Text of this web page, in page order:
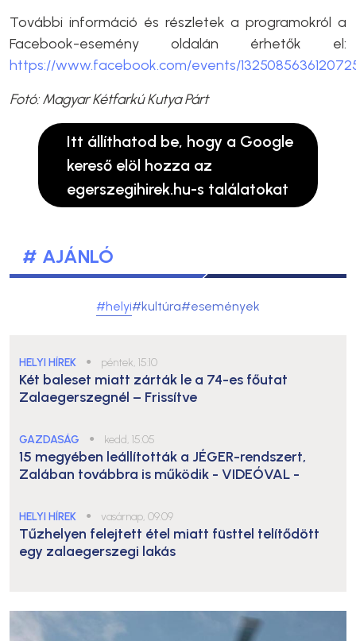
További információ és részletek a programokról a
Facebook-esemény oldalán érhetők el:
https://www.facebook.com/events/
Fotó: Magyar Kétfarkú Kutya Párt
Itt állíthatod be, hogy a Google
kereső elöl hozza az
egerszegihirek.hu-s találatokat
# AJÁNLÓ
#helyi#kultúra#események
HELYI HÍREK ● péntek, 15:10
Két baleset miatt zárták le a 74-es főutat
Zalaegerszegnél – Frissítve
GAZDASÁG ● kedd, 15:05
15 megyében leállították a JÉGER-rendszert,
Zalában továbbra is működik - VIDEÓVAL -
HELYI HÍREK ● vasárnap, 09:09
Tűzhelyen felejtett étel miatt füsttel telítődött
egy zalaegerszegi lakás